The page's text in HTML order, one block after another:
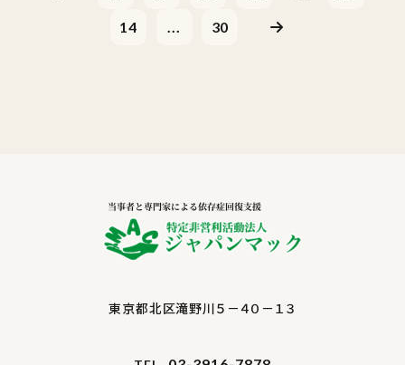
14 ... 30
東京都北区滝野川５－４０－１３